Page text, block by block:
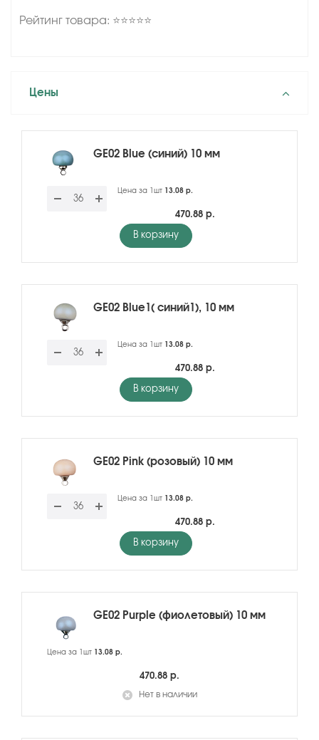
Рейтинг товара: ⭐⭐⭐⭐⭐
Цены
GE02 Blue (синий) 10 мм
Цена за 1шт 13.08 р.
470.88 р.
В корзину
GE02 Blue1( синий1), 10 мм
Цена за 1шт 13.08 р.
470.88 р.
В корзину
GE02 Pink (розовый) 10 мм
Цена за 1шт 13.08 р.
470.88 р.
В корзину
GE02 Purple (фиолетовый) 10 мм
Цена за 1шт 13.08 р.
470.88 р.
Нет в наличии